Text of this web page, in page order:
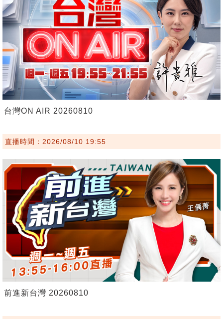
台灣ON AIR 20260810
直播時間：2026/08/10 19:55
前進新台灣 20260810